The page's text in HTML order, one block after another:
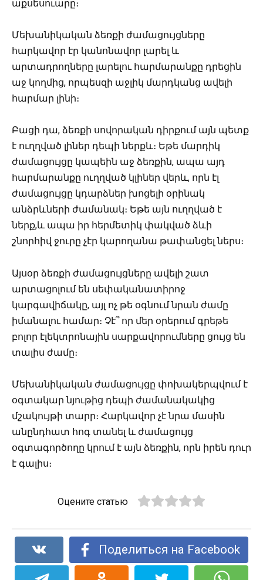
աքսեսուարը։
Մեխանիկական ձեռքի ժամացույցները
հարկավոր էր կանոնավոր լարել և
արտադրողները լարելու հարմարանքը դրեցին
աջ կողմից, որպեսզի աջլիկ մարդկանց ավելի
հարմար լինի։
Բացի դա, ձեռքի սովորական դիրքում այն պետք
է ուղղված լիներ դեպի ներքև։ Եթե մարդիկ
ժամացույցը կապեին աջ ձեռքին, ապա այդ
հարմարանքը ուղղված կլիներ վերև, որն էլ
ժամացույցը կդարձներ խոցելի օրինակ
անձրևների ժամանակ։ Եթե այն ուղղված է
ներք,և ապա իր հերմետիկ փակված ձևի
շնորհիվ ջուրը չէր կարողանա թափանցել ներս։
Այսօր ձեռքի ժամացույցները ավելի շատ
արտացոլում են սեփականատիրոջ
կարգավիճակը, այլ ոչ թե օգնում նրան ժամը
իմանալու համար։ Չէ՞ որ մեր օրերում գրեթե
բոլոր էլեկտրոնային սարքավորումները ցույց են
տալիս ժամը։
Մեխանիկական ժամացույցը փոխակերպվում է
օգտակար նյութից դեպի ժամանակակից
մշակույթի տարր։ Հարկավոր չէ նրա մասին
անընդհատ հոգ տանել և ժամացույց
օգտագործողը կրում է այն ձեռքին, որն իրեն դուր
է գալիս։
Оцените статью
Поделиться на Facebook